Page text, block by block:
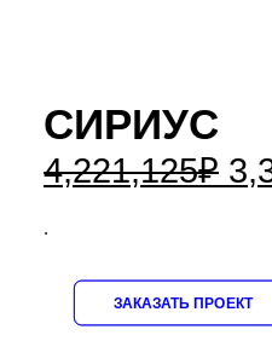
СИРИУС
4,221,125₽
.
ЗАКАЗАТЬ ПРОЕКТ